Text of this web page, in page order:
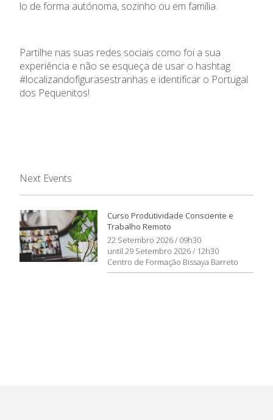
lo de forma autónoma, sozinho ou em família.
Partilhe nas suas redes sociais como foi a sua
experiência e não se esqueça de usar o hashtag
#localizandofigurasestranhas e identificar o Portugal
dos Pequenitos!
Next Events
Curso Produtividade Consciente e
Trabalho Remoto
22 Setembro 2026 / 09h30
until 29 Setembro 2026 / 12h30
Centro de Formação Bissaya Barreto